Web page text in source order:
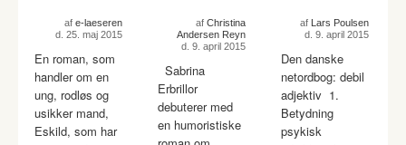
af e-laeseren
d. 25. maj 2015
En roman, som
handler om en
ung, rodløs og
usikker mand,
Eskild, som har
af Christina
Andersen Reyn
d. 9. april 2015
Sabrina
Erbrillor
debuterer med
en humoristiske
af Lars Poulsen
d. 9. april 2015
Den danske
netordbog: debil
adjektiv 1.
Betydning
psykisk